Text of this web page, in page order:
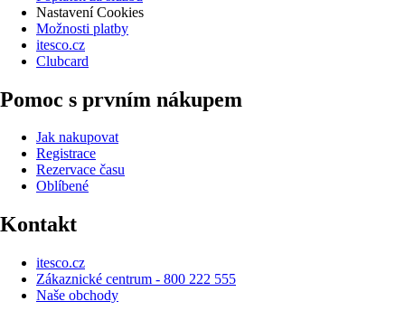
Nastavení Cookies
Možnosti platby
itesco.cz
Clubcard
Pomoc s prvním nákupem
Jak nakupovat
Registrace
Rezervace času
Oblíbené
Kontakt
itesco.cz
Zákaznické centrum - 800 222 555
Naše obchody